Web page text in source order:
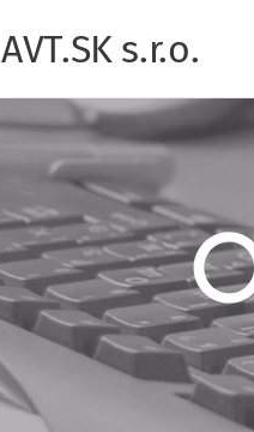
AVT.SK s.r.o.